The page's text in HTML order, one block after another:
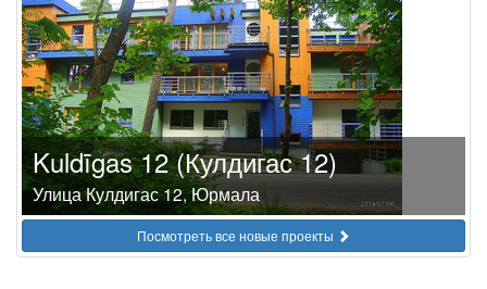
Kuldīgas 12 (Кулдигас 12)
Улица Кулдигас 12, Юрмала
Посмотреть все новые проекты